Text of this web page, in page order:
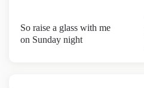
So raise a glass with me
on Sunday night